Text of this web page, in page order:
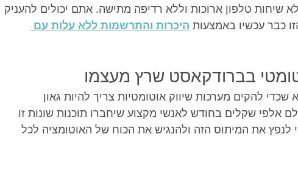
שיחות טלפון ארוכות וללא רדיפה מתישה. אתם יכולים להעניק
כבר עכשיו באמצעות היכרות והתרשמות ללא עלות עם
בברודקאסט שרץ מעצמו
להקים מערכות שיווק אוטומטיות צריך להיות גאון
אלפי שקלים בחודש לאנשי מקצוע שיחברו תוכנות שונות זו
לנפץ את המיתוס הזה ולהנגיש את הכוח של האוטומציה לכל